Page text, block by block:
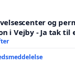
og
i Vejby - Ja tak til